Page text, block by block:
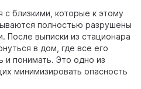
с близкими, которые к этому
полностью разрушены
После выписки из стационара
в дом, где все его
и понимать. Это одно из
минимизировать опасность